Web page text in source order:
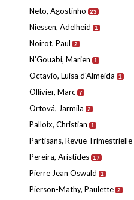
Neto, Agostinho 23
Niessen, Adelheid 1
Noirot, Paul 2
N’Gouabi, Marien 1
Octavio, Luísa d'Almeida 1
Ollivier, Marc 7
Ortová, Jarmila 2
Palloix, Christian 1
Partisans, Revue Trimestrielle
Pereira, Aristides 17
Pierre Jean Oswald 1
Pierson-Mathy, Paulette 2